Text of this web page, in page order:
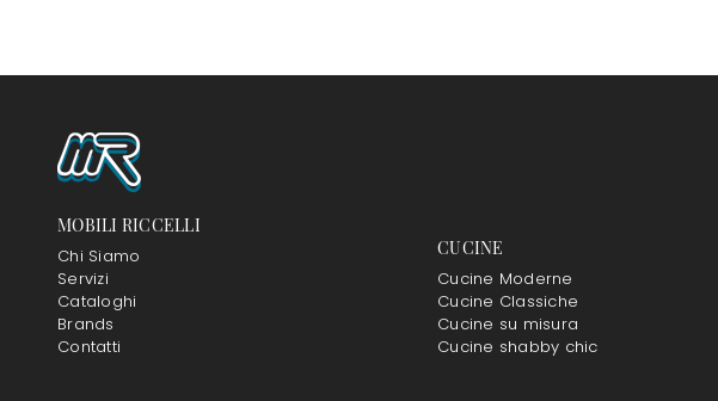
MOBILI RICCELLI
Chi Siamo
Servizi
Cataloghi
Brands
Contatti
CUCINE
Cucine Moderne
Cucine Classiche
Cucine su misura
Cucine shabby chic